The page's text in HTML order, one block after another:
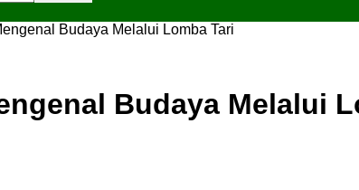
Budaya Melalui Lomba Tari
Budaya Melalui